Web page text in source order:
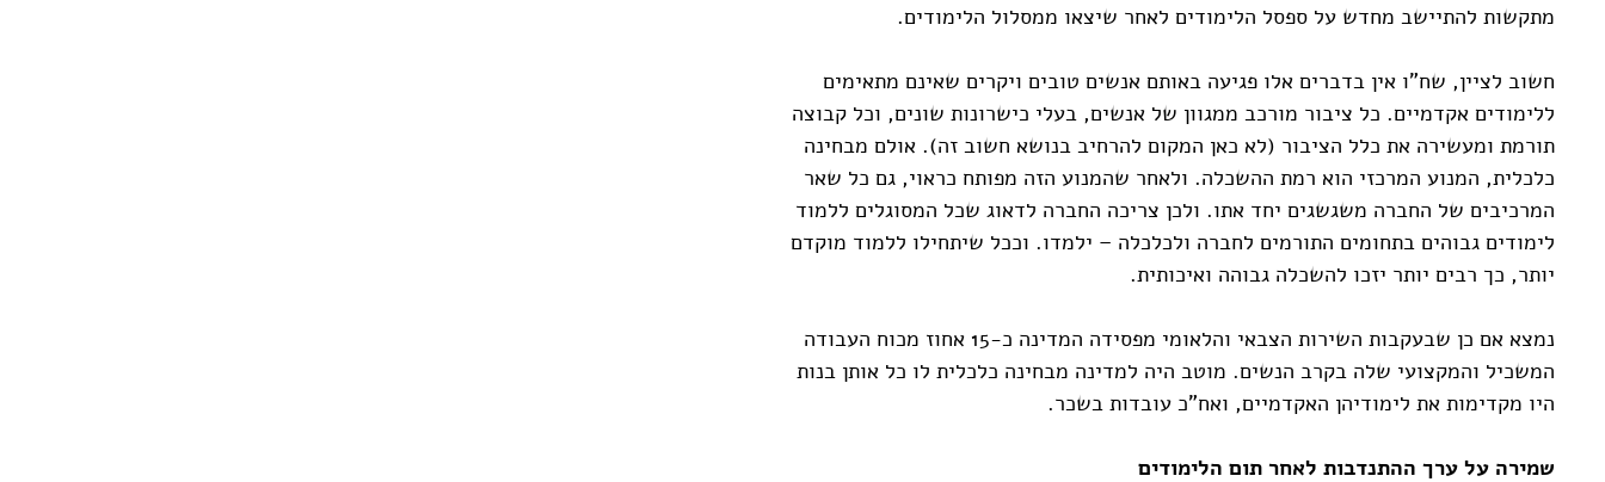
מתקשות להתיישב מחדש על ספסל הלימודים לאחר שיצאו ממסלול הלימודים.
חשוב לציין, שח"ו אין בדברים אלו פגיעה באותם אנשים טובים ויקרים שאינם מתאימים
ללימודים אקדמיים. כל ציבור מורכב ממגוון של אנשים, בעלי כישרונות שונים, וכל קבוצה
תורמת ומעשירה את כלל הציבור (לא כאן המקום להרחיב בנושא חשוב זה). אולם מבחינה
כלכלית, המנוע המרכזי הוא רמת ההשכלה. ולאחר שהמנוע הזה מפותח כראוי, גם כל שאר
המרכיבים של החברה משגשגים יחד אתו. ולכן צריכה החברה לדאוג שכל המסוגלים ללמוד
לימודים גבוהים בתחומים התורמים לחברה ולכלכלה – ילמדו. וככל שיתחילו ללמוד מוקדם
יותר, כך רבים יותר יזכו להשכלה גבוהה ואיכותית.
נמצא אם כן שבעקבות השירות הצבאי והלאומי מפסידה המדינה כ-15 אחוז מכוח העבודה
המשכיל והמקצועי שלה בקרב הנשים. מוטב היה למדינה מבחינה כלכלית לו כל אותן בנות
היו מקדימות את לימודיהן האקדמיים, ואח"כ עובדות בשכר.
שמירה על ערך ההתנדבות לאחר תום הלימודים